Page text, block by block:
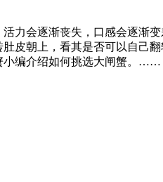
力会逐渐丧失，口感会逐渐
皮朝上，看其是否可以自己
小编介绍如何挑选大闸蟹。……